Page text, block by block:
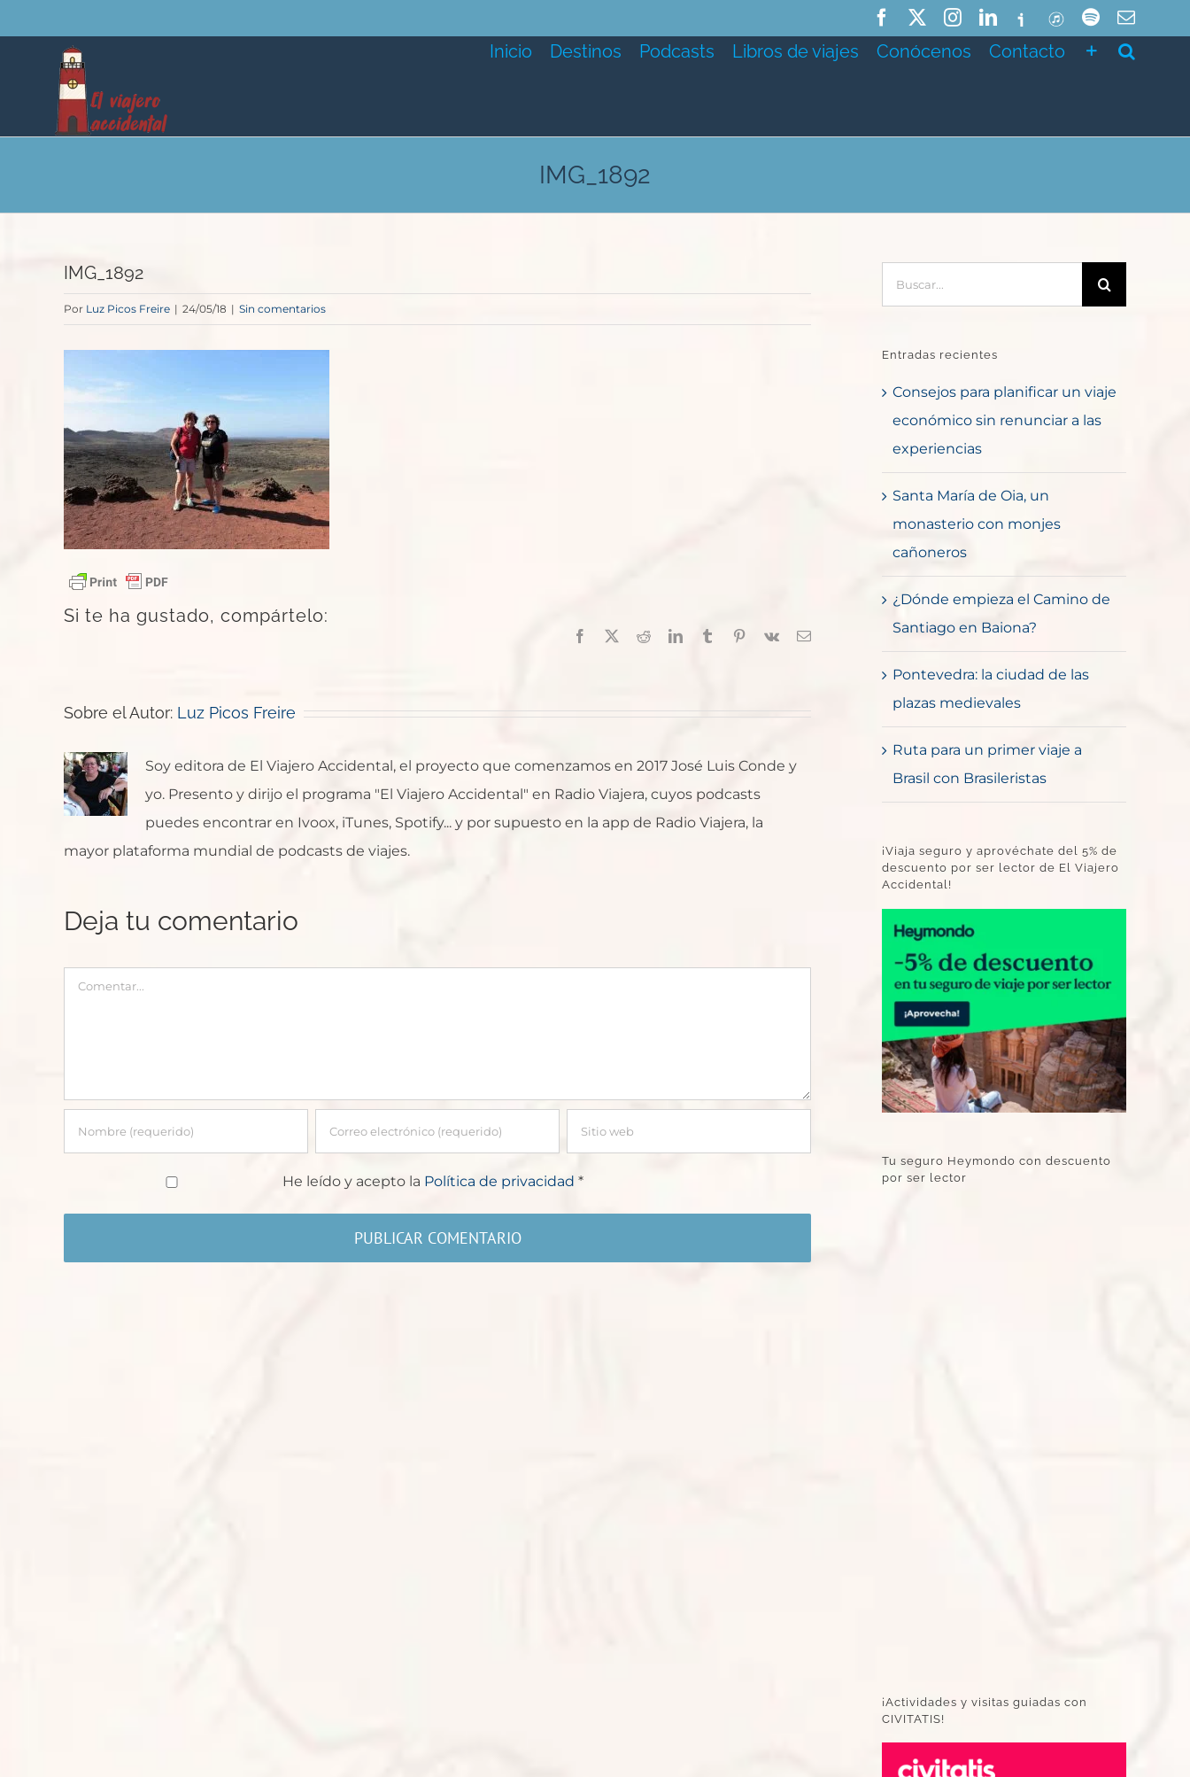
al
contenido
FacebookInstagramLinkedIn
IvooxITunesSpotifyCorreo
Inicio Destinos Podcasts Libros de viajes Conócenos Contacto
IMG_1892
IMG_1892
Por Luz Picos Freire | 24/05/18 | Sin comentarios
Si te ha gustado, compártelo:
Facebook RedditLinkedInTumblr Pinterest
Vk
Correo
Sobre el Autor: Luz Picos Freire
Soy editora de El Viajero Accidental, el proyecto que comenzamos en 2017 José Luis Conde y
yo. Presento y dirijo el programa "El Viajero Accidental" en Radio Viajera, cuyos podcasts
puedes encontrar en Ivoox, iTunes, Spotify... y por supuesto en la app de Radio Viajera, la
mayor plataforma mundial de podcasts de viajes.
Deja tu comentario
Comentar
He leído y acepto la Política de privacidad*
Entradas recientes
Consejos para planificar un viaje
económico sin renunciar a las
experiencias
Santa María de Oia, un
monasterio con monjes
cañoneros
¿Dónde empieza el Camino de
Santiago en Baiona?
Pontevedra: la ciudad de las
plazas medievales
Ruta para un primer viaje a
Brasil con Brasileristas
¡Viaja seguro y aprovéchate del 5% de
descuento por ser lector de El Viajero
Accidental!
Tu seguro Heymondo con descuento
por ser lector
¡Actividades y visitas guiadas con
CIVITATIS!